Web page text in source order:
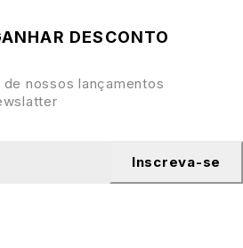
DESCONTO
nossos lançamentos
Inscreva-se